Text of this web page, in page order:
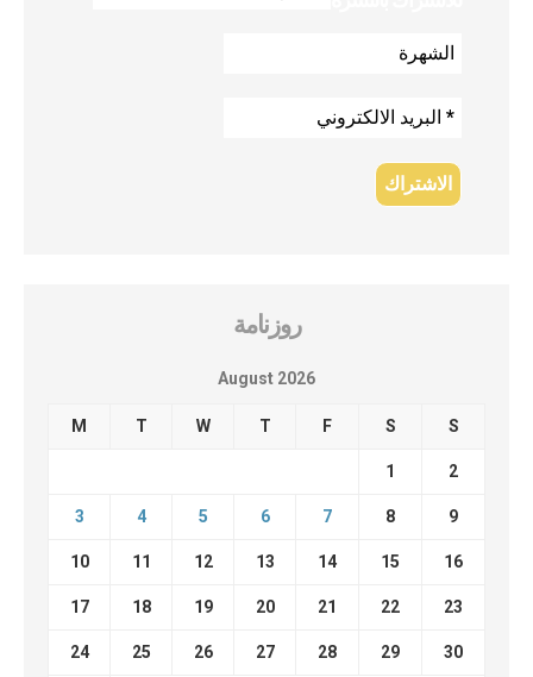
روزنامة
August 2026
M T W T F S S
1 2
3 4 5 6 7 8 9
10 11 12 13 14 15 16
17 18 19 20 21 22 23
24 25 26 27 28 29 30